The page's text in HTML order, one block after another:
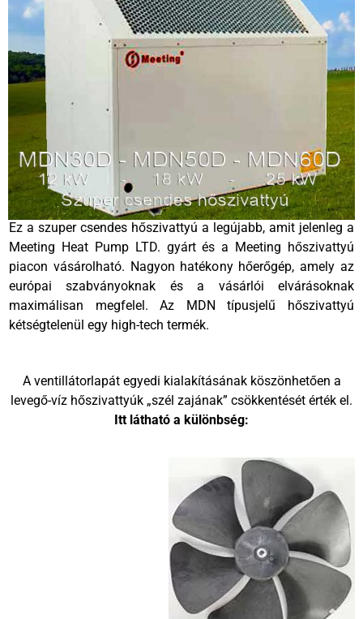
Ez a szuper csendes hőszivattyú a legújabb, amit jelenleg a
Meeting Heat Pump LTD. gyárt és a Meeting hőszivattyú
piacon vásárolható. Nagyon hatékony hőerőgép, amely az
európai szabványoknak és a vásárlói elvárásoknak
maximálisan megfelel. Az MDN típusjelű hőszivattyú
kétségtelenül egy high-tech termék.
A ventillátorlapát egyedi kialakításának köszönhetően a
levegő-víz hőszivattyúk „szél zajának” csökkentését érték el.
Itt látható a különbség: